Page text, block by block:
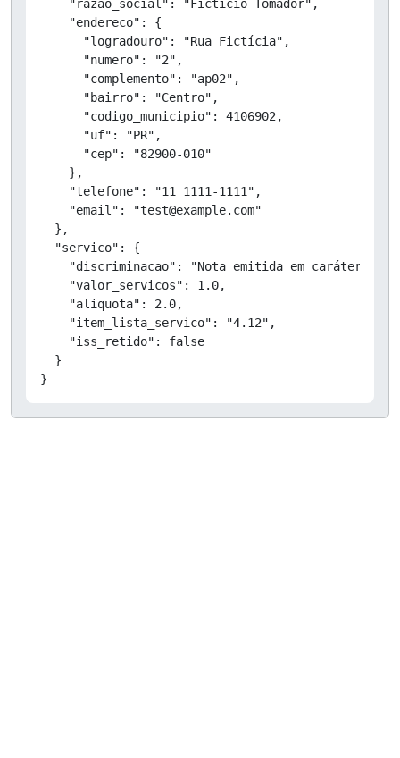
    "razao_social": "Fictício Tomador",
    "endereco": {
      "logradouro": "Rua Fictícia",
      "numero": "2",
      "complemento": "ap02",
      "bairro": "Centro",
      "codigo_municipio": 4106902,
      "uf": "PR",
      "cep": "82900-010"
    },
    "telefone": "11 1111-1111",
    "email": "test@example.com"
  },
  "servico": {
"discriminacao": "Nota emitida em caráter de
    "valor_servicos": 1.0,
    "aliquota": 2.0,
    "item_lista_servico": "4.12",
    "iss_retido": false
  }
}